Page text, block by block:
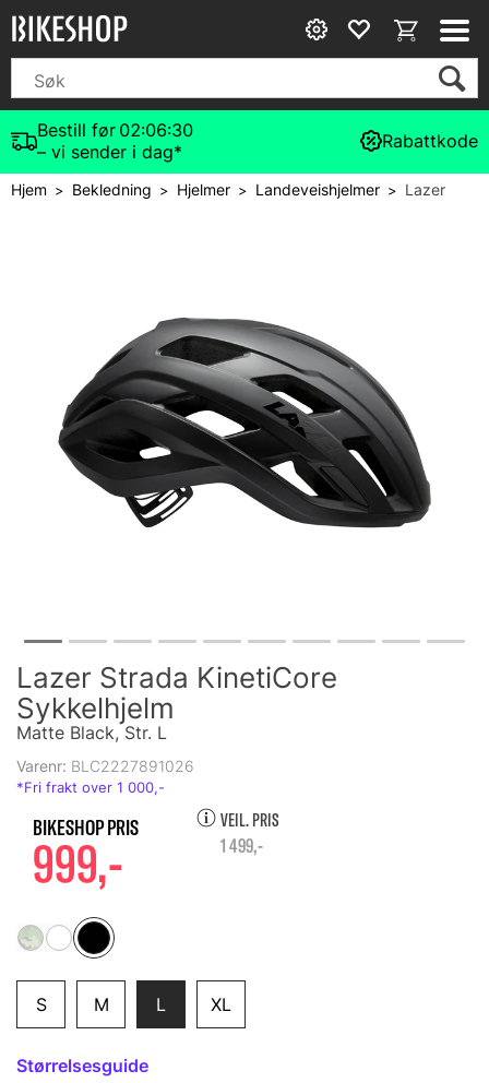
Bestill før 02:06:29
– vi sender i dag*
Rabattkode
Hjem> Bekledning > Hjelmer> Landeveishjelmer> Lazer
Lazer Strada KinetiCore
Sykkelhjelm
Matte Black, Str. L
Varenr: BLC2227891026
999,-
VEIL. PRIS
1 499,-
S M L XL
Størrelsesguide